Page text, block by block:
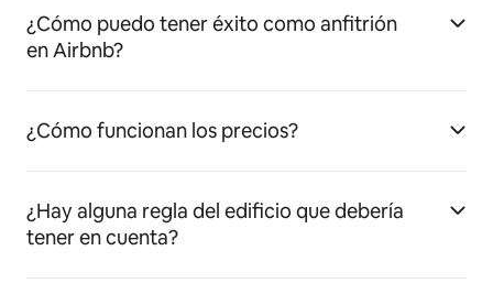
¿Cómo puedo tener éxito como anfitrión
en Airbnb?
¿Cómo funcionan los precios?
¿Hay alguna regla del edificio que debería
tener en cuenta?